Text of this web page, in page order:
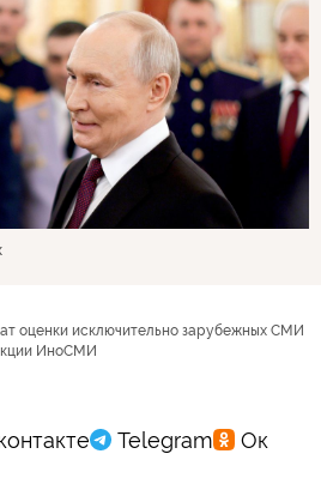
оценки исключительно зарубежных СМИ
ИноСМИ